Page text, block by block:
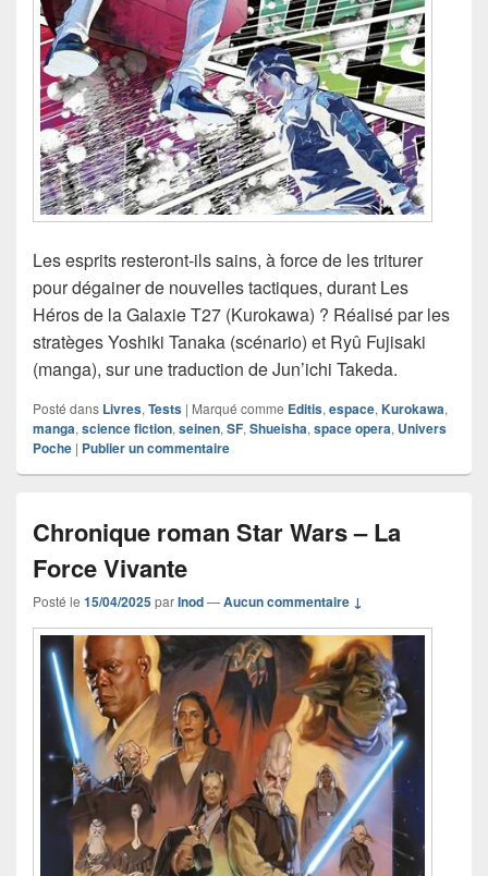
Les esprits resteront-ils sains, à force de les triturer
pour dégainer de nouvelles tactiques, durant Les
Héros de la Galaxie T27 (Kurokawa) ? Réalisé par les
stratèges Yoshiki Tanaka (scénario) et Ryû Fujisaki
(manga), sur une traduction de Jun’ichi Takeda.
Posté dans Livres, Tests | Marqué comme Editis, espace, Kurokawa,
manga, science fiction, seinen, SF, Shueisha, space opera, Univers
Poche | Publier un commentaire
Chronique roman Star Wars – La
Force Vivante
Posté le 15/04/2025parInod—Aucun commentaire ↓